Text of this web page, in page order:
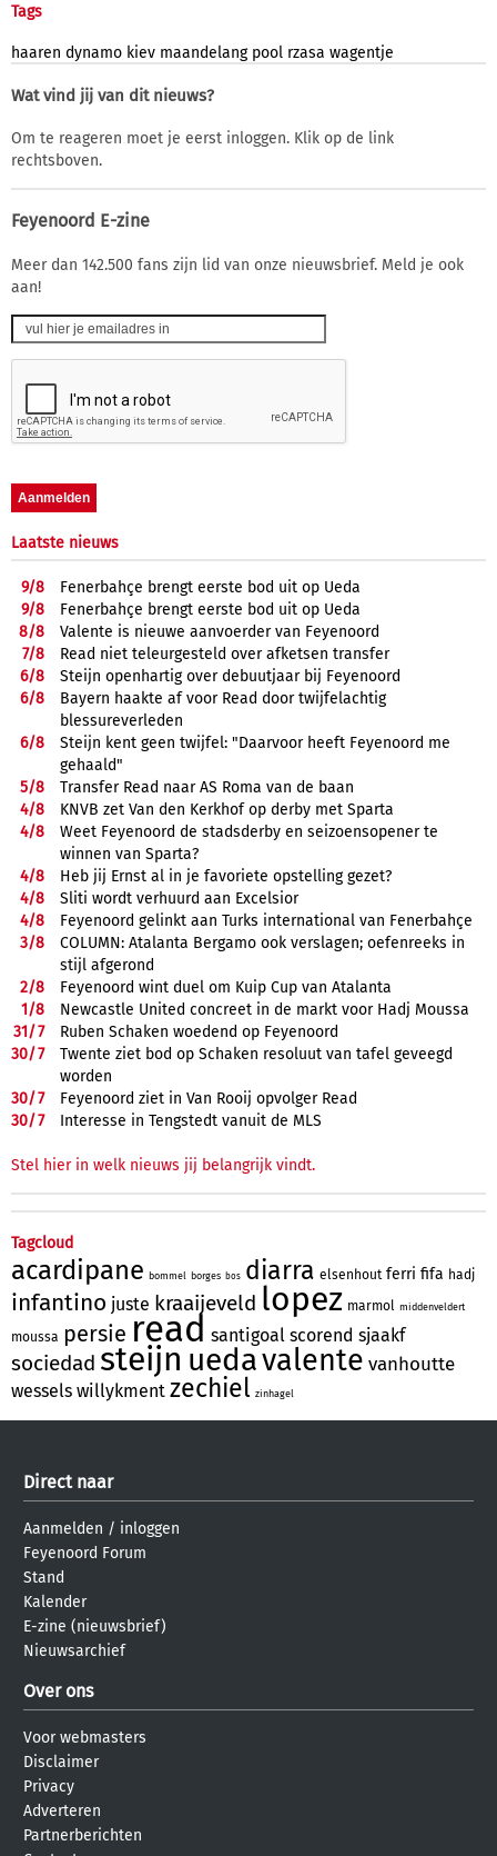
Tags
haaren dynamo kiev maandelang pool rzasa wagentje
Wat vind jij van dit nieuws?
Om te reageren moet je eerst inloggen. Klik op de link
rechtsboven.
Feyenoord E-zine
Meer dan 142.500 fans zijn lid van onze nieuwsbrief. Meld je ook
aan!
Laatste nieuws
9/8
Fenerbahçe brengt eerste bod uit op Ueda
9/8
Fenerbahçe brengt eerste bod uit op Ueda
8/8
Valente is nieuwe aanvoerder van Feyenoord
7/8
Read niet teleurgesteld over afketsen transfer
6/8
Steijn openhartig over debuutjaar bij Feyenoord
6/8
Bayern haakte af voor Read door twijfelachtig
blessureverleden
6/8
Steijn kent geen twijfel: "Daarvoor heeft Feyenoord me
gehaald"
5/8
Transfer Read naar AS Roma van de baan
4/8
KNVB zet Van den Kerkhof op derby met Sparta
4/8
Weet Feyenoord de stadsderby en seizoensopener te
winnen van Sparta?
4/8
Heb jij Ernst al in je favoriete opstelling gezet?
4/8
Sliti wordt verhuurd aan Excelsior
4/8
Feyenoord gelinkt aan Turks international van Fenerbahçe
3/8
COLUMN: Atalanta Bergamo ook verslagen; oefenreeks in
stijl afgerond
2/8
Feyenoord wint duel om Kuip Cup van Atalanta
1/8
Newcastle United concreet in de markt voor Hadj Moussa
31/7
Ruben Schaken woedend op Feyenoord
30/7
Twente ziet bod op Schaken resoluut van tafel geveegd
worden
30/7
Feyenoord ziet in Van Rooij opvolger Read
30/7 Interesse in Tengstedt vanuit de MLS
Stel hier in welk nieuws jij belangrijk vindt.
Tagcloud
acardipane bommel borges bos diarra elsenhout ferri fifa hadj
infantino juste kraaijeveld lopez marmol middenveldert
moussa persie read santigoal scorend sjaakf
sociedad steijn uedavalente vanhoutte
wessels willykment zechiel zinhagel
Direct naar
Aanmelden / inloggen
Feyenoord Forum
Stand
Kalender
E-zine (nieuwsbrief)
Nieuwsarchief
Over ons
Voor webmasters
Disclaimer
Privacy
Adverteren
Partnerberichten